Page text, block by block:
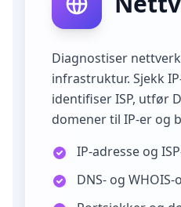
Diagnostiser
infrastruktur. Sjekk
identifiser ISP, utfør
domener til IP-er og
IP-adresse og
DNS- og